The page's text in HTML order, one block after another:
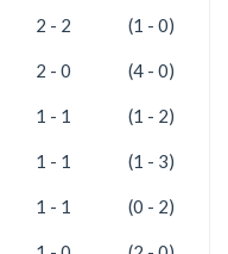
2 - 2 (1 - 0)
2 - 0 (4 - 0)
1 - 1 (1 - 2)
1 - 1 (1 - 3)
1 - 1 (0 - 2)